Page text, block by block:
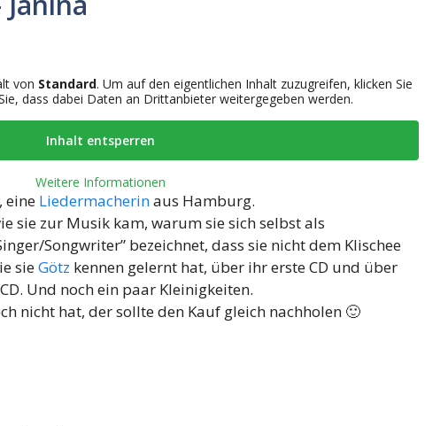
von Standard. Um auf den eigentlichen Inhalt zuzugreifen, klicken Sie
dass dabei Daten an Drittanbieter weitergegeben werden.
Inhalt entsperren
Weitere Informationen
, eine Liedermacherinaus Hamburg.
sie zur Musik kam, warum sie sich selbst als
Songwriter” bezeichnet, dass sie nicht dem Klischee
sieGötz kennen gelernt hat, über ihr erste CD und über
Und noch ein paar Kleinigkeiten.
nicht hat, der sollte den Kauf gleich nachholen 🙂